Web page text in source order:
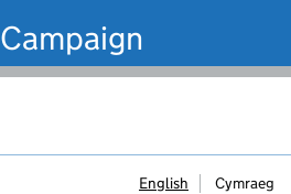
Campaign
English Cymraeg